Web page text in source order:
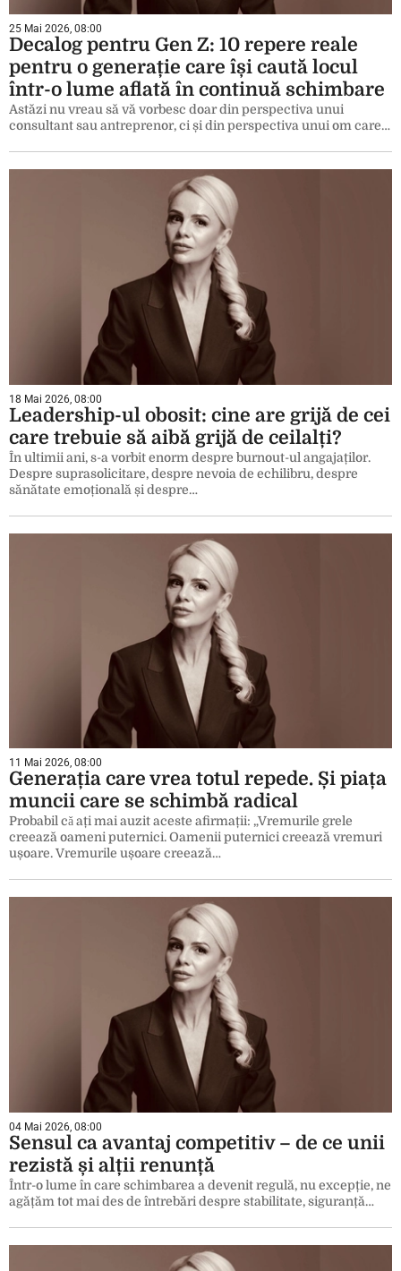
25 Mai 2026, 08:00
Decalog pentru Gen Z: 10 repere reale
pentru o generație care își caută locul
într-o lume aflată în continuă schimbare
Astăzi nu vreau să vă vorbesc doar din perspectiva unui
consultant sau antreprenor, ci și din perspectiva unui om care…
18 Mai 2026, 08:00
Leadership-ul obosit: cine are grijă de cei
care trebuie să aibă grijă de ceilalți?
În ultimii ani, s-a vorbit enorm despre burnout-ul angajaților.
Despre suprasolicitare, despre nevoia de echilibru, despre
sănătate emoțională și despre…
11 Mai 2026, 08:00
Generația care vrea totul repede. Și piața
muncii care se schimbă radical
Probabil cǎ ați mai auzit aceste afirmații: „Vremurile grele
creează oameni puternici. Oamenii puternici creează vremuri
ușoare. Vremurile ușoare creează…
04 Mai 2026, 08:00
Sensul ca avantaj competitiv – de ce unii
rezistă și alții renunță
Într-o lume în care schimbarea a devenit regulă, nu excepție, ne
agățăm tot mai des de întrebări despre stabilitate, siguranță…